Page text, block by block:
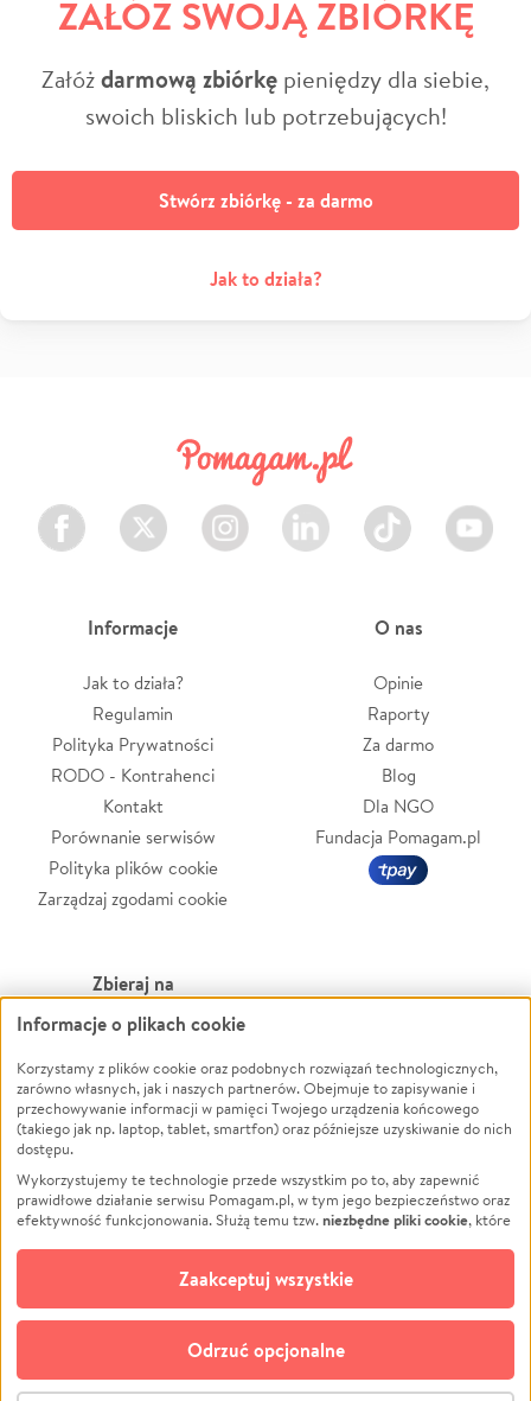
ZAŁÓŻ SWOJĄ ZBIÓRKĘ
Załóżdarmową zbiórkę pieniędzy dla siebie,
swoich bliskich lub potrzebujących!
Stwórz zbiórkę - za darmo
Jak to działa?
Facebook Twitter Instagram LinkedIn TikTok Youtube
Informacje
Jak to działa?
Regulamin
Polityka Prywatności
RODO - Kontrahenci
Kontakt
Porównanie serwisów
Polityka plików cookie
Zarządzaj zgodami cookie
O nas
Opinie
Raporty
Za darmo
Blog
Dla NGO
Fundacja Pomagam.pl
Zbieraj na
Leczenie
Zwierzęta
Pożar
Ukraina
Pomoc Finansowa
Projekty
Pogrzeb
Społeczność lokalna
Kultura
Powódź
Wichura
NGO
Edukacja
Podróż
Impreza
Ochrona środowiska
Biznes
Informacje o plikach cookie
Korzystamy z plików cookie oraz podobnych rozwiązań technologicznych,
zarówno własnych, jak i naszych partnerów. Obejmuje to zapisywanie i
przechowywanie informacji w pamięci Twojego urządzenia końcowego
(takiego jak np. laptop, tablet, smartfon) oraz późniejsze uzyskiwanie do nich
dostępu.
Wykorzystujemy te technologie przede wszystkim po to, aby zapewnić
prawidłowe działanie serwisu Pomagam.pl, w tym jego bezpieczeństwo oraz
efektywność funkcjonowania. Służą temu tzw.niezbędne pliki cookie, które
opcjonalnych plików cookie
technologii do celów analitycznych i retargetingowych. Możesz wyrazić
zgodę na ich stosowanie lub jej odmówić. W dowolnym momencie masz
możliwość zmiany swoich preferencji na stronie „Zarządzaj zgodami cookie”,
do której link znajdziesz w stopce serwisu Pomagam.pl. Opcjonalne pliki
cookie wykorzystywane są w następujących celach:
Odrzuć opcjonalne
Zaakceptuj wszystkie